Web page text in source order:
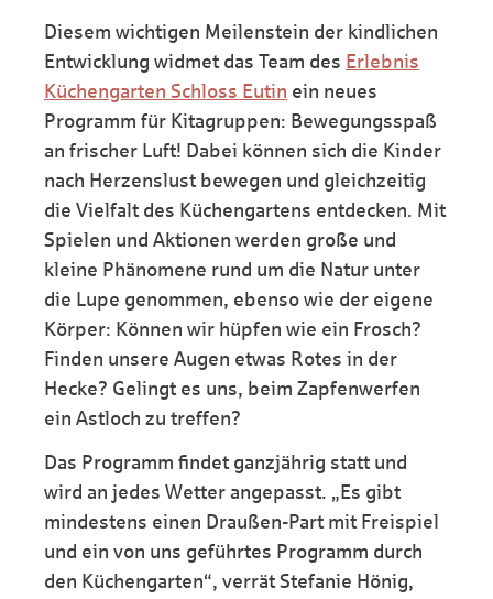
Diesem wichtigen Meilenstein der kindlichen
Entwicklung widmet das Team des Erlebnis
Küchengarten Schloss Eutin ein neues
Programm für Kitagruppen: Bewegungsspaß
an frischer Luft! Dabei können sich die Kinder
nach Herzenslust bewegen und gleichzeitig
die Vielfalt des Küchengartens entdecken. Mit
Spielen und Aktionen werden große und
kleine Phänomene rund um die Natur unter
die Lupe genommen, ebenso wie der eigene
Körper: Können wir hüpfen wie ein Frosch?
Finden unsere Augen etwas Rotes in der
Hecke? Gelingt es uns, beim Zapfenwerfen
ein Astloch zu treffen?
Das Programm findet ganzjährig statt und
wird an jedes Wetter angepasst. „Es gibt
mindestens einen Draußen-Part mit Freispiel
und ein von uns geführtes Programm durch
den Küchengarten“, verrät Stefanie Hönig,